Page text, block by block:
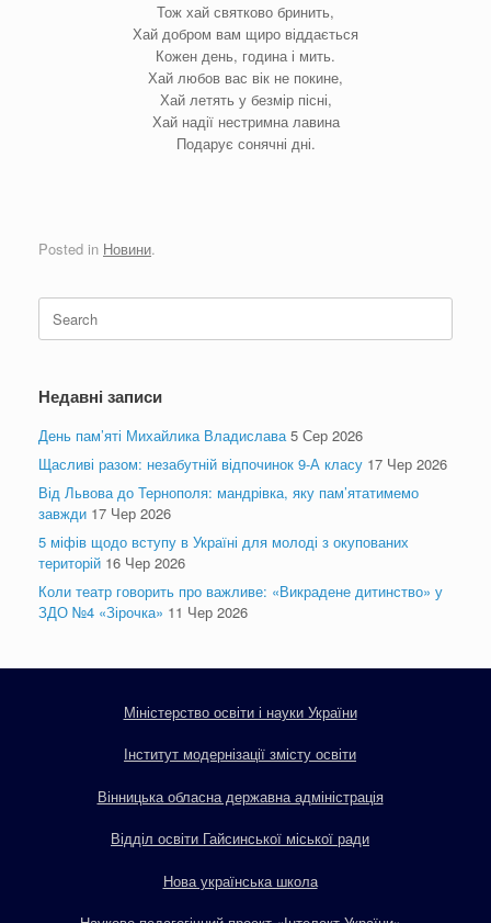
Тож хай святково бринить,
Хай добром вам щиро віддається
Кожен день, година і мить.
Хай любов вас вік не покине,
Хай летять у безмір пісні,
Хай надії нестримна лавина
Подарує сонячні дні.
Posted in Новини.
Search
for:
Недавні записи
День пам’яті Михайлика Владислава 5 Сер 2026
Щасливі разом: незабутній відпочинок 9-А класу 17 Чер 2026
Від Львова до Тернополя: мандрівка, яку пам’ятатимемо
завжди 17 Чер 2026
5 міфів щодо вступу в Україні для молоді з окупованих
територій 16 Чер 2026
Коли театр говорить про важливе: «Викрадене дитинство» у
ЗДО №4 «Зірочка» 11 Чер 2026
Міністерство освіти і науки України
Інститут модернізації змісту освіти
Вінницька обласна державна адміністрація
Відділ освіти Гайсинської міської ради
Нова українська школа